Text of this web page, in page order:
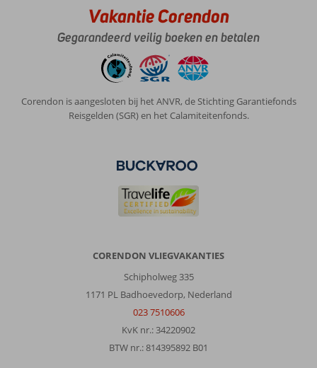
Vakantie Corendon
Gegarandeerd veilig boeken en betalen
Corendon is aangesloten bij het ANVR, de Stichting Garantiefonds
Reisgelden (SGR) en het Calamiteitenfonds.
CORENDON VLIEGVAKANTIES
Schipholweg 335
1171 PL Badhoevedorp, Nederland
023 7510606
KvK nr.: 34220902
BTW nr.: 814395892 B01